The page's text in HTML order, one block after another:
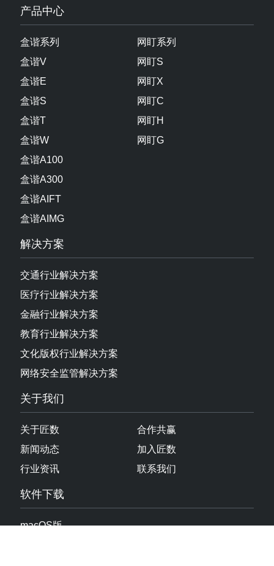
产品中心
盒谐系列
盒谐V
盒谐E
盒谐S
盒谐T
盒谐W
盒谐A100
盒谐A300
盒谐AIFT
盒谐AIMG
网盯系列
网盯S
网盯X
网盯C
网盯H
网盯G
解决方案
交通行业解决方案
医疗行业解决方案
金融行业解决方案
教育行业解决方案
文化版权行业解决方案
网络安全监管解决方案
关于我们
关于匠数
新闻动态
行业资讯
合作共赢
加入匠数
联系我们
软件下载
macOS版